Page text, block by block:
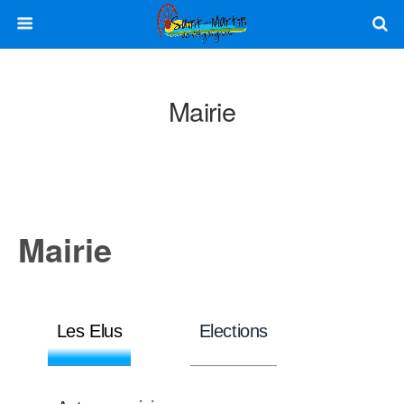
Mairie
Mairie
Les Elus Elections